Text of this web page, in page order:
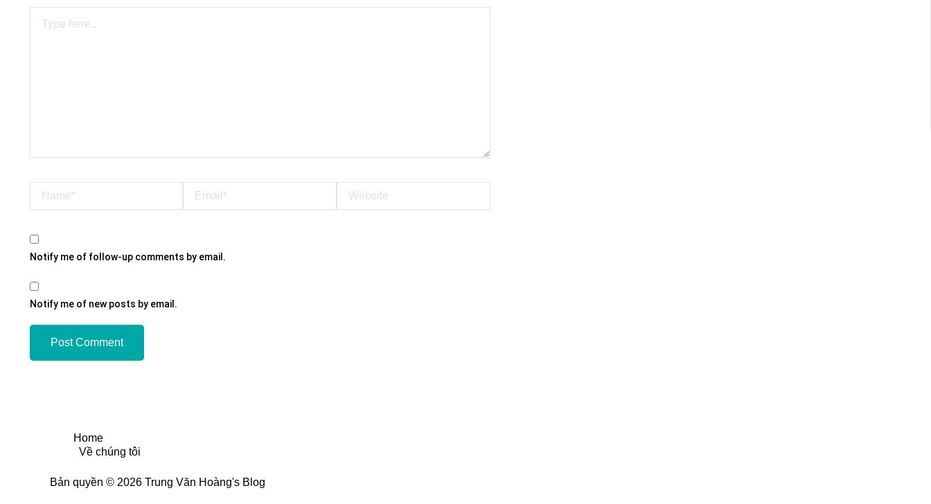
here..
Name* Email* Website
Notify me of follow-up comments by email.
Notify me of new posts by email.
Home
Về chúng tôi
Bản quyền © 2026 Trung Văn Hoàng's Blog